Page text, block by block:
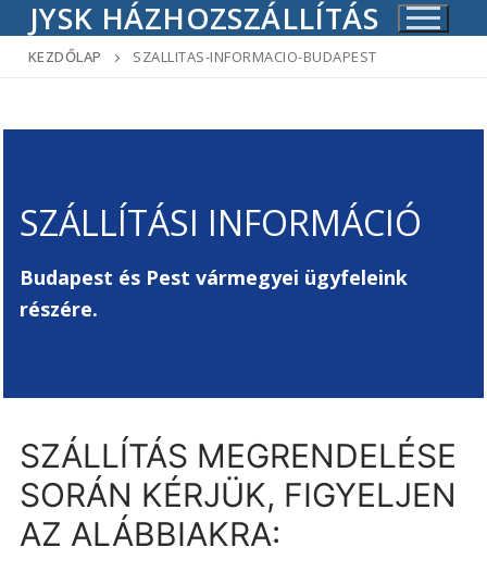
UgrásJYSK HÁZHOZSZÁLLÍTÁS
KEZDŐLAP SZALLITAS-INFORMACIO-BUDAPEST
SZÁLLÍTÁSI INFORMÁCIÓ
Budapest és Pest vármegyei ügyfeleink
részére.
SZÁLLÍTÁS MEGRENDELÉSE
SORÁN KÉRJÜK, FIGYELJEN
AZ ALÁBBIAKRA: